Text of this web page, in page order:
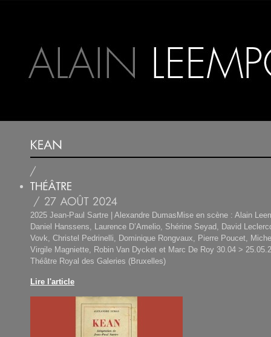
2025 Jean-Paul Sartre | Alexandre DumasMise en scène : Alain
Daniel Hanssens, Laurence D’Amelio, Shérine Seyad, David
Vovk, Christel Pedrinelli, Dominique Rongvaux, Pierre Poucet,
Virgile Magniette, Robin Van Dycket et Marc De Roy 30.04 >
Théâtre Royal des Galeries (Bruxelles)
Lire l'article